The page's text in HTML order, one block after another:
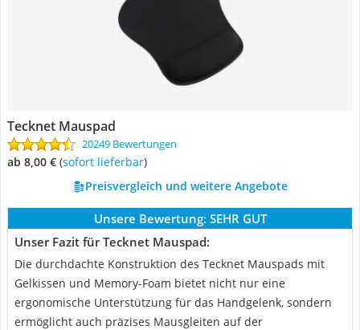
Tecknet Mauspad
20249 Bewertungen
ab 8,00 € ( Sofort lieferbar)
Preisvergleich und weitere Angebote
Unsere Bewertung: SEHR GUT
Unser Fazit für Tecknet Mauspad:
Die durchdachte Konstruktion des Tecknet Mauspads mit
Gelkissen und Memory-Foam bietet nicht nur eine
ergonomische Unterstützung für das Handgelenk, sondern
ermöglicht auch präzises Mausgleiten auf der